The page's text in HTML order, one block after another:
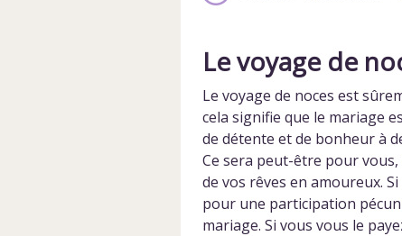
Le voyage de
Le voyage de noces est
cela signifie que le mariage
de détente et de bonheur à
Ce sera peut-être pour
de vos rêves en amoureux. Si
pour une participation
mariage. Si vous vous le